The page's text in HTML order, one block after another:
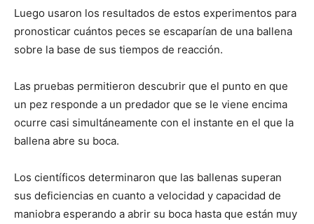
Luego usaron los resultados de estos experimentos para
pronosticar cuántos peces se escaparían de una ballena
sobre la base de sus tiempos de reacción.
Las pruebas permitieron descubrir que el punto en que
un pez responde a un predador que se le viene encima
ocurre casi simultáneamente con el instante en el que la
ballena abre su boca.
Los científicos determinaron que las ballenas superan
sus deficiencias en cuanto a velocidad y capacidad de
maniobra esperando a abrir su boca hasta que están muy